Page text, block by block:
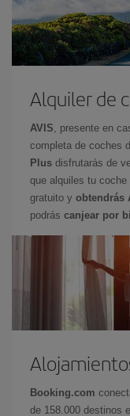
Alquiler de
AVIS , presente en
completa de coches
Plus disfrutarás de
que alquiles tu coche
gratuito y obtendrás
podrás canjear por
Booking.com
de 158.000 destinos